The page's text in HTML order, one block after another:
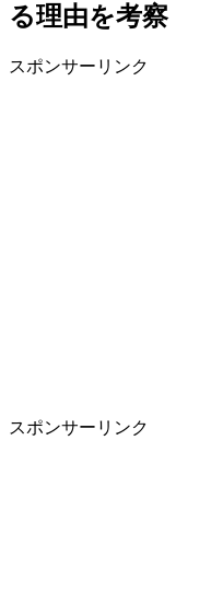
る理由を考察
スポンサーリンク
スポンサーリンク